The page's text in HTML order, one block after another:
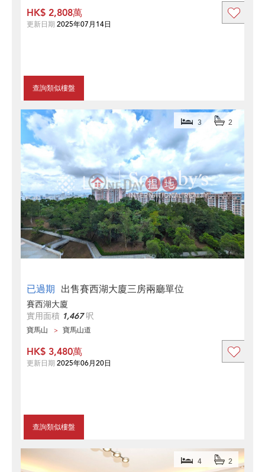
查詢類似樓盤
HK$ 2,808萬
更新日期 2025年07月14日
已過期 出售賽西湖大廈三房兩廳單位
3 2
賽西湖大廈
實用面積 1,467呎
寶馬山 寶馬山道
查詢類似樓盤
HK$ 3,480萬
更新日期 2025年06月20日
4 2